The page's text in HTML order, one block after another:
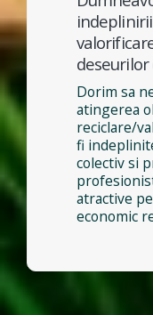
Dorim sa
atingerea
reciclare/
fi
colectiv si
atractive
economic